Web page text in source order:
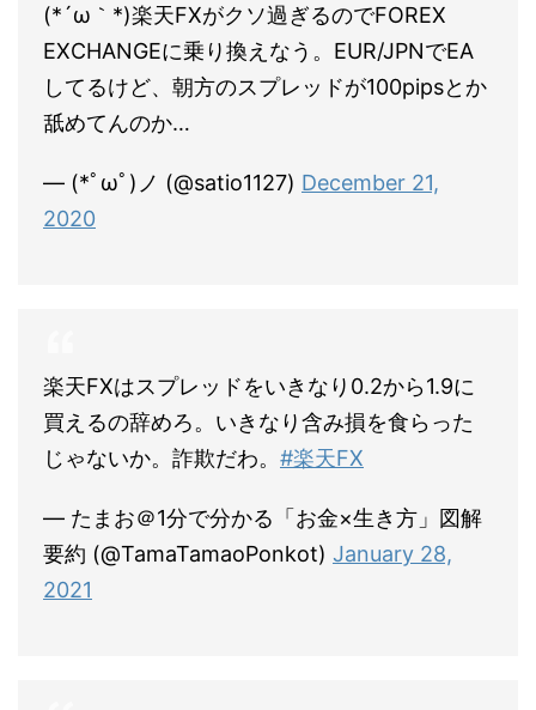
(*´ω｀*)楽天FXがクソ過ぎるのでFOREX
EXCHANGEに乗り換えなう。EUR/JPNでEA
してるけど、朝方のスプレッドが100pipsとか
舐めてんのか…
— (*ﾟωﾟ)ノ (@satio1127) December 21,
2020
楽天FXはスプレッドをいきなり0.2から1.9に
買えるの辞めろ。いきなり含み損を食らった
じゃないか。詐欺だわ。 #楽天FX
— たまお＠1分で分かる「お金×生き方」図解
要約 (@TamaTamaoPonkot) January 28,
2021